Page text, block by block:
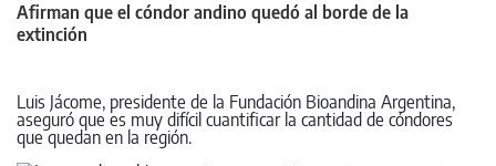
Afirman que el cóndor andino quedó al borde de la
extinción
Luis Jácome, presidente de la Fundación Bioandina Argentina,
aseguró que es muy difícil cuantificar la cantidad de cóndores
que quedan en la región.